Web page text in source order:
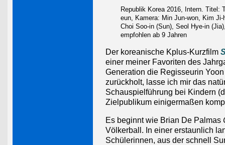
Republik Korea 2016, Intern. Titel:
eun, Kamera: Min Jun-won, Kim
Choi Soo-in (Sun), Seol Hye-in
empfohlen ab 9 Jahren
Der koreanische Kplus-Kurzfilm
einer meiner Favoriten des
Generation die Regisseurin
zurückholt, lasse ich mir das
Schauspielführung bei Kindern
Zielpublikum einigermaßen
Es beginnt wie Brian De Palmas
Völkerball. In einer erstaunlich
Schülerinnen, aus der schnell